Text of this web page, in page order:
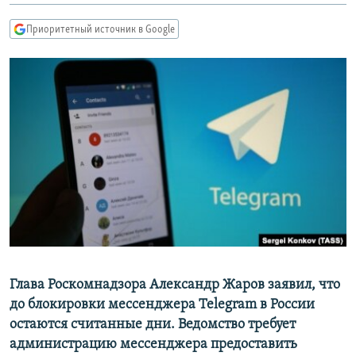
главной
навигации
Вернутся
IDEL.РЕАЛИИ
КАВКАЗ.РЕАЛИИ
СЕВЕР.РЕАЛИИ
СИБИРЬ.РЕАЛИИ
РАСПИСАНИЕ ВЕЩАНИЯ
ПОДПИШИТЕСЬ НА РАССЫЛКУ
СОЦИАЛЬНЫЕ СЕТИ
Приоритетный источник в Google
Глава Роскомнадзора Александр Жаров заявил, что
до блокировки мессенджера Telegram в России
остаются считанные дни. Ведомство требует
администрацию мессенджера предоставить